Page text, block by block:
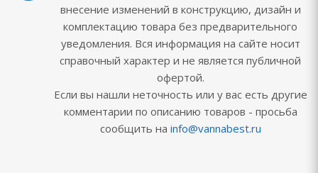
внесение изменений в конструкцию, дизайн и
комплектацию товара без предварительного
уведомления. Вся информация на сайте носит
справочный характер и не является публичной
офертой.
Если вы нашли неточность или у вас есть другие
комментарии по описанию товаров - просьба
сообщить на info@vannabest.ru